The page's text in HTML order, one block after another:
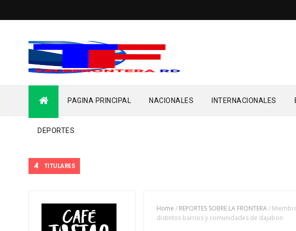
PAGINA PRINCIPAL NACIONALES INTERNACIONALES
DEPORTES
TITULARES
Home / REPORTES SOBRE LA FRONTERA/
distintos barrios y comunidades de dajabon